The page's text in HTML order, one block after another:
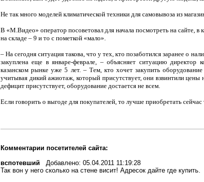
Не так много моделей климатической техники для самовывоза из
В «М.Видео» оператор посоветовал для начала посмотреть на сайте, в
на складе – 9 и то с пометкой «мало».
– На сегодня ситуация такова, что у тех, кто позаботился заранее о
закуплена еще в январе-феврале, – объясняет ситуацию
казанском рынке уже 5 лет. – Тем, кто хочет закупить
учитывая дикий ажиотаж, который присутствует, они взвинтили
дефицит присутствует, оборудование достается не всем.
Если говорить о выгоде для покупателей, то лучше приобретать
Комментарии посетителей сайта:
вспотевший Добавлено: 05.04.2011 11:19:28
Так вон у него сколько на стене висит! Адресок дайте где купить.